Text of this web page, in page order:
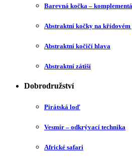
Barevná kočka –
Abstraktní kočky na
Abstraktní kočičí hlava
Abstraktní zátiší
Dobrodružství
Pirátská loď
Vesmír – odkrývací technika
Africké safari